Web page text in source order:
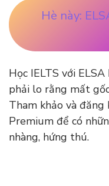
Hè này:
Học IELTS với
phải lo rằng mất
Tham khảo và đăng
Premium để có
nhàng, hứng thú.